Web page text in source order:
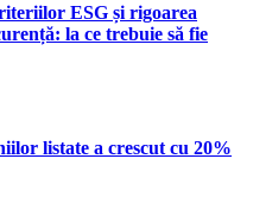
ESG și rigoarea
la ce trebuie să fie
listate a crescut cu 20%